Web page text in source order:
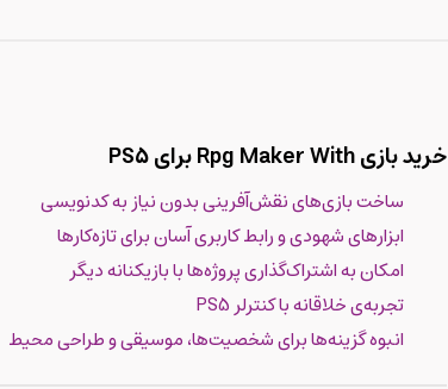
خرید بازی Rpg Maker With برای PS5
ساخت بازی‌های نقش‌آفرینی بدون نیاز به کدنویسی
ابزارهای شهودی و رابط کاربری آسان برای تازه‌کارها
امکان به اشتراک‌گذاری پروژه‌ها با بازیکنانه دیگر
تجربه‌ی خلاقانه با کنترلر PS5
انبوه گزینه‌ها برای شخصیت‌ها، موسیقی و طراحی محیط